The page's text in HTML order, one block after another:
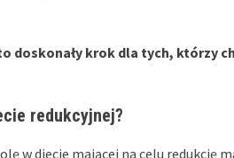
doskonały krok dla tych, którzy
redukcyjnej?
w diecie mającej na celu redukcję